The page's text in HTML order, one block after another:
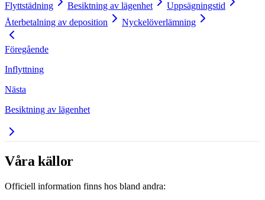
Flyttstädning Besiktning av lägenhet
Uppsägningstid
Återbetalning av deposition
Nyckelöverlämning
Föregående
Inflyttning
Nästa
Besiktning av lägenhet
Våra källor
Officiell information finns hos bland andra: